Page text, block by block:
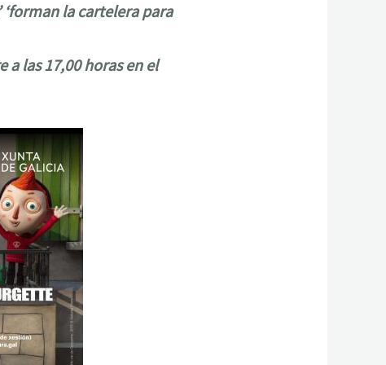
‘forman la cartelera para
a las 17,00 horas en el